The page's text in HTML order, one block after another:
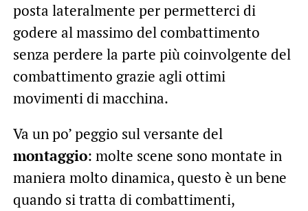
posta lateralmente per permetterci di
godere al massimo del combattimento
senza perdere la parte più coinvolgente del
combattimento grazie agli ottimi
movimenti di macchina.
Va un po’ peggio sul versante del
montaggio: molte scene sono montate in
maniera molto dinamica, questo è un bene
quando si tratta di combattimenti,